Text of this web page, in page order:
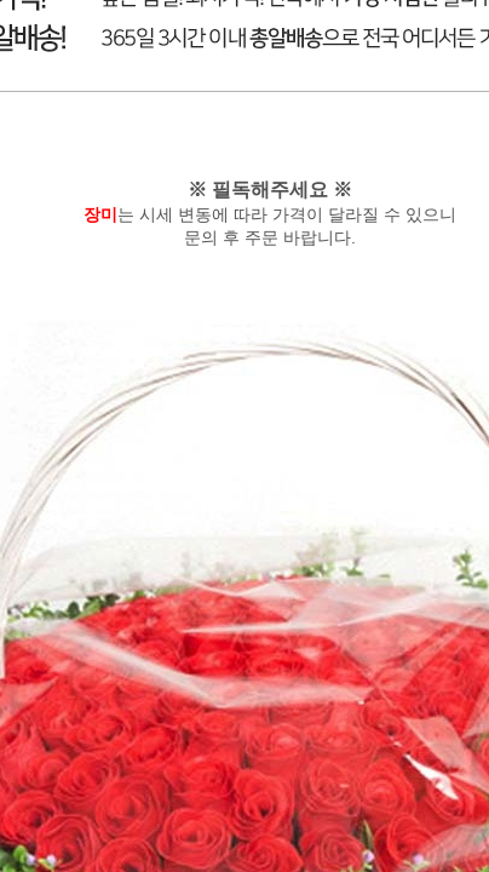
※ 필독해주세요 ※
장미 는 시세 변동에 따라 가격이 달라질 수 있으니
문의 후 주문 바랍니다.